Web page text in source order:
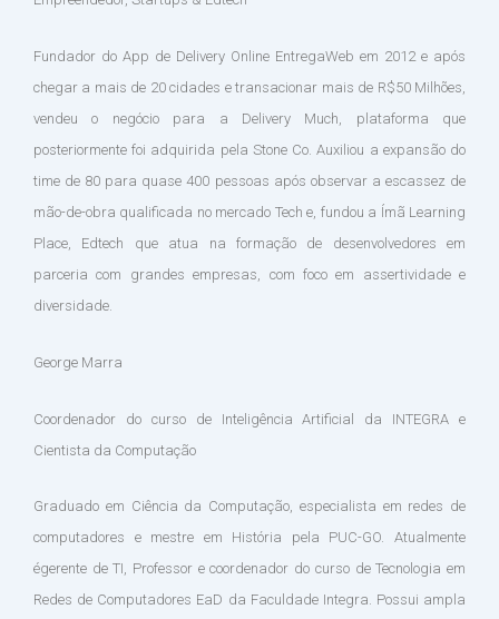
Fundador do App de Delivery Online EntregaWeb em 2012 e após
chegar a mais de 20 cidades e transacionar mais de R$50 Milhões,
vendeu o negócio para a Delivery Much, plataforma que
posteriormente foi adquirida pela Stone Co. Auxiliou a expansão do
time de 80 para quase 400 pessoas após observar a escassez de
mão-de-obra qualificada no mercado Tech e, fundou a Ímã Learning
Place, Edtech que atua na formação de desenvolvedores em
parceria com grandes empresas, com foco em assertividade e
diversidade.
George Marra
Coordenador do curso de Inteligência Artificial da INTEGRA e
Cientista da Computação
Graduado em Ciência da Computação, especialista em redes de
computadores e mestre em História pela PUC-GO. Atualmente
égerente de TI, Professor e coordenador do curso de Tecnologia em
Redes de Computadores EaD da Faculdade Integra. Possui ampla